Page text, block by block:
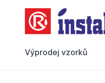
Výprodej vzorků